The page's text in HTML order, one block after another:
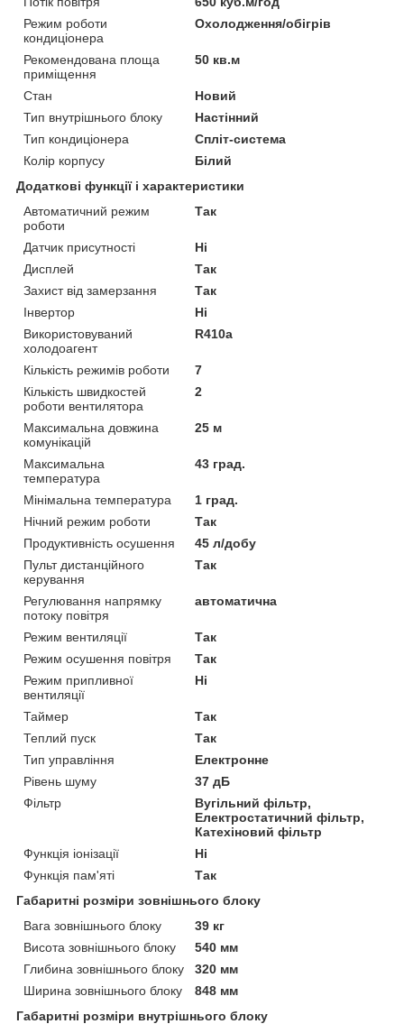
Режим роботи
кондиціонера
Охолодження/обігрів
Рекомендована площа
приміщення
50 кв.м
Стан
Новий
Тип внутрішнього блоку
Настінний
Тип кондиціонера
Спліт-система
Колір корпусу
Білий
Додаткові функції і характеристики
Автоматичний режим
роботи
Так
Датчик присутності
Ні
Дисплей
Так
Захист від замерзання
Так
Інвертор
Ні
Використовуваний
холодоагент
R410a
Кількість режимів роботи
7
Кількість швидкостей
роботи вентилятора
2
Максимальна довжина
комунікацій
25 м
Максимальна
температура
43 град.
Мінімальна температура
1 град.
Нічний режим роботи
Так
Продуктивність осушення
45 л/добу
Пульт дистанційного
керування
Так
Регулювання напрямку
потоку повітря
автоматична
Режим вентиляції
Так
Режим осушення повітря
Так
Режим припливної
вентиляції
Ні
Таймер
Так
Теплий пуск
Так
Тип управління
Електронне
Рівень шуму
37 дБ
Фільтр
Вугільний фільтр,
Електростатичний фільтр,
Катехіновий фільтр
Функція іонізації
Ні
Функція пам'яті
Так
Габаритні розміри зовнішнього блоку
Вага зовнішнього блоку
39 кг
Висота зовнішнього блоку
540 мм
Глибина зовнішнього блоку
320 мм
Ширина зовнішнього блоку
848 мм
Габаритні розміри внутрішнього блоку